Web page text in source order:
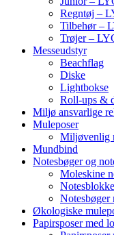
Regntøj –
Tilbehør –
Trøjer –
Messeudstyr
Beachflag
Diske
Lightbokse
Roll-ups &
Miljø ansvarlige
Muleposer
Miljøvenlig
Mundbind
Notesbøger og
Moleskine
Notesbøger
Økologiske
Papirsposer med